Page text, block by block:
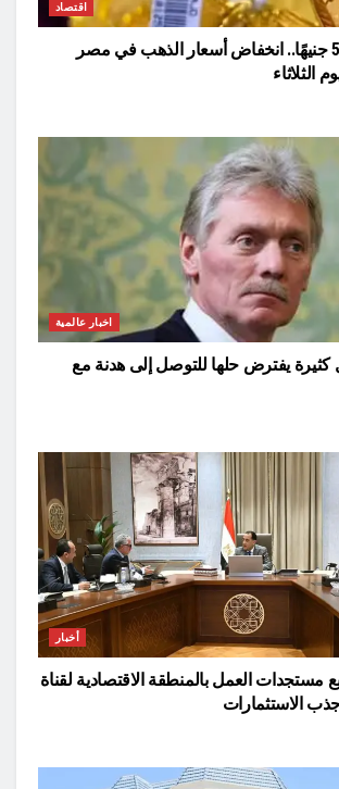
اقتصاد
عيار 21 يتراجع 50 جنيهًا.. انخفاض أسعار الذهب في مصر
الثلاثاء
اخبار عالمية
كثيرة يفترض حلها للتوصل إلى هدنة مع
أخبار
مستجدات العمل بالمنطقة الاقتصادية لقناة
الاستثمارات